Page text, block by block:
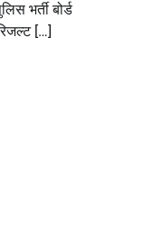
भर्ती बोर्ड
[…]